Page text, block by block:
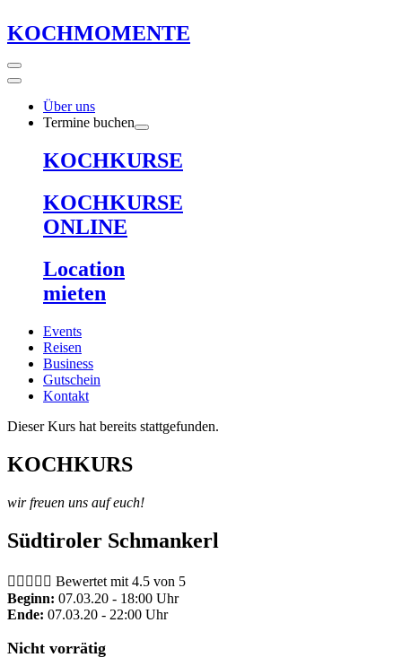
KOCHMOMENTE
Über uns
Termine buchen
KOCHKURSE
KOCHKURSE
ONLINE
Location
mieten
Events
Reisen
Business
Gutschein
Kontakt
Dieser Kurs hat bereits stattgefunden.
KOCHKURS
wir freuen uns auf euch!
Südtiroler Schmankerl
     Bewertet mit 4.5 von 5
Beginn: 07.03.20 - 18:00 Uhr
Ende: 07.03.20 - 22:00 Uhr
Nicht vorrätig